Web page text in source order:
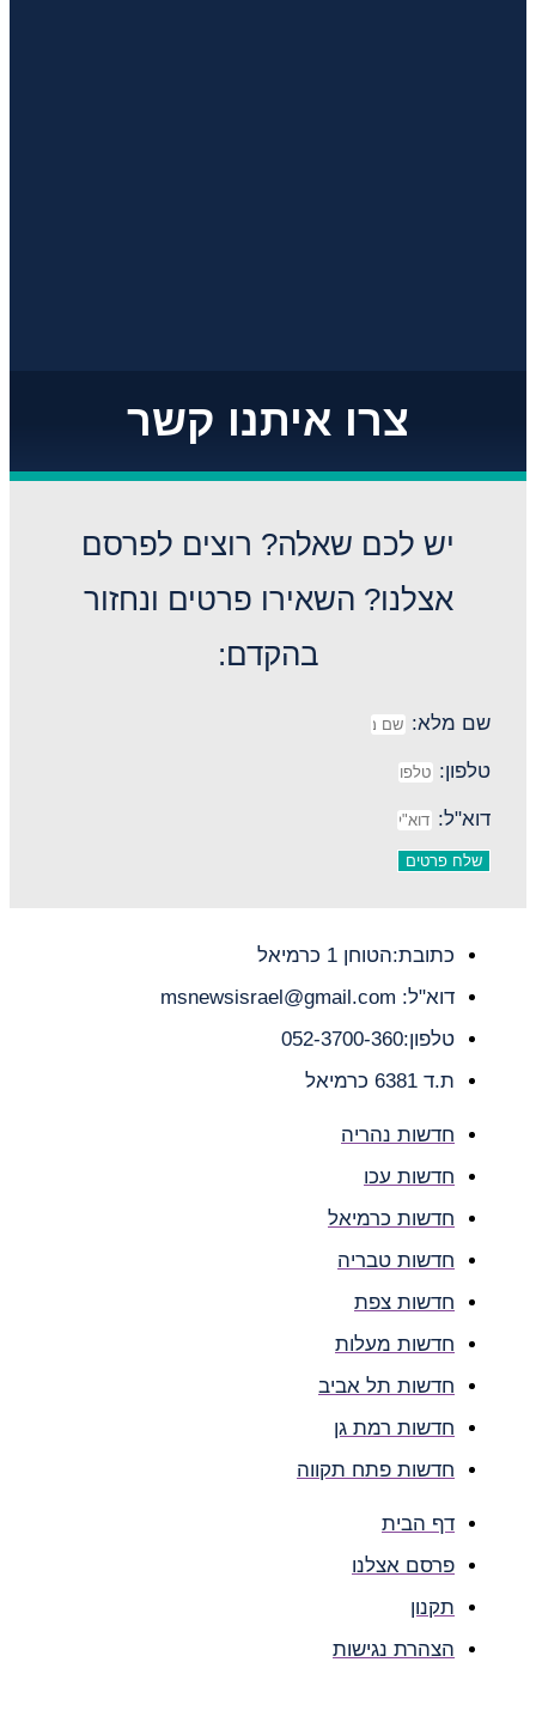
צרו איתנו קשר
יש לכם שאלה? רוצים לפרסם
אצלנו? השאירו פרטים ונחזור
בהקדם:
שם מלא:
טלפון:
דוא"ל:
שלח פרטים
כתובת:הטוחן 1 כרמיאל
דוא"ל: msnewsisrael@gmail.com
טלפון:052-3700-360
ת.ד 6381 כרמיאל
חדשות נהריה
חדשות עכו
חדשות כרמיאל
חדשות טבריה
חדשות צפת
חדשות מעלות
חדשות תל אביב
חדשות רמת גן
חדשות פתח תקווה
דף הבית
פרסם אצלנו
תקנון
הצהרת נגישות